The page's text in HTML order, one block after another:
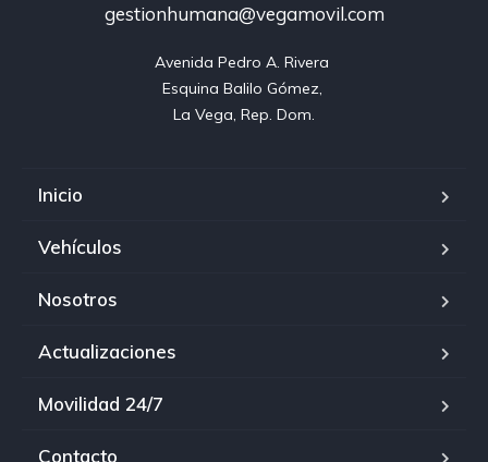
gestionhumana@vegamovil.com
Avenida Pedro A. Rivera
Esquina Balilo Gómez,
La Vega, Rep. Dom.
Inicio
Vehículos
Nosotros
Actualizaciones
Movilidad 24/7
Contacto